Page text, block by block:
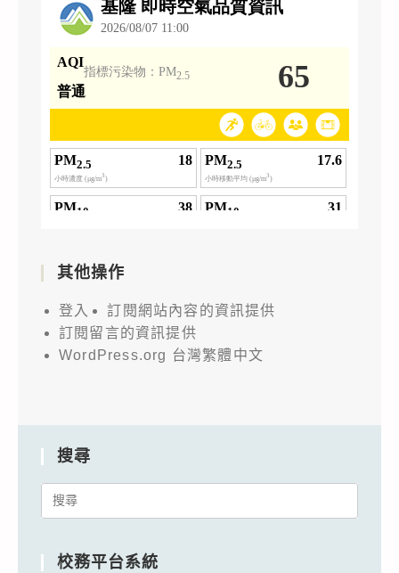
其他操作
登入
訂閱網站內容的資訊提供
訂閱留言的資訊提供
WordPress.org 台灣繁體中文
搜尋
Search
校務平台系統